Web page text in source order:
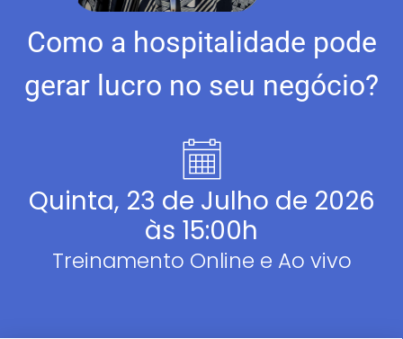
Como a hospitalidade pode
gerar lucro no seu negócio?​
Quinta, 23 de Julho de 2026
às 15:00h
Treinamento Online e Ao vivo